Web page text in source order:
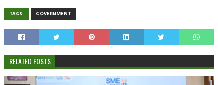
TAGS: GOVERNMENT
RELATED POSTS